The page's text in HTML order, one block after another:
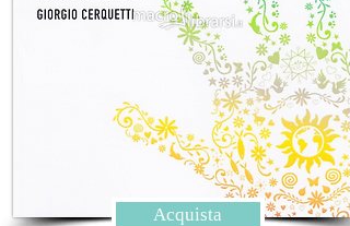
Acquista